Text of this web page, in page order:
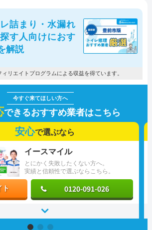
詰まり・水漏れ
す人向けにおす
解説
リエイトプログラムによる収益を得ています。
できるおすすめ業者はこちら
安心で選ぶなら
とにかく失敗したくない方へ。
実績と信頼性で選ぶならこちら。
イースマイル
ト 0120-091-026